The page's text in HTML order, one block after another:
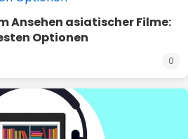
Ansehen asiatischer Filme:
Optionen
0